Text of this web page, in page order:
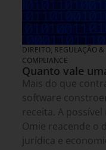
DIREITO, REGULAÇÃO &
COMPLIANCE
Quanto vale
Mais do que
software
receita. A
Omie reacende o
jurídica e